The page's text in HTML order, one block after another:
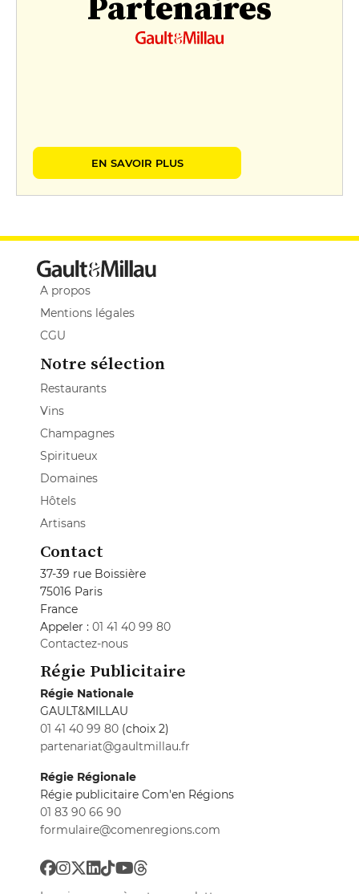
EN SAVOIR PLUS
A propos
Mentions légales
CGU
Notre sélection
Restaurants
Vins
Champagnes
Spiritueux
Domaines
Hôtels
Artisans
Contact
37-39 rue Boissière
75016 Paris
France
Appeler : 01 41 40 99 80
Contactez-nous
Régie Publicitaire
Régie Nationale
GAULT&MILLAU
01 41 40 99 80 (choix 2)
partenariat@gaultmillau.fr
Régie Régionale
Régie publicitaire Com'en Régions
01 83 90 66 90
formulaire@comenregions.com